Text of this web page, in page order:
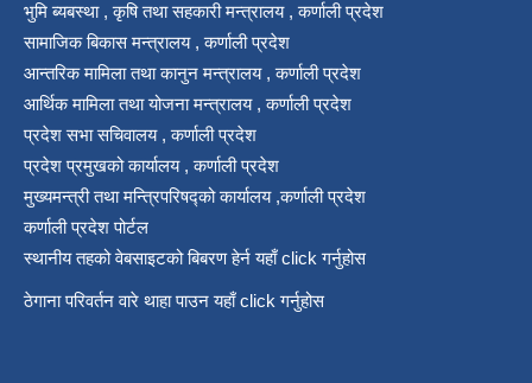
भुमि ब्यबस्था , कृषि तथा सहकारी मन्त्रालय , कर्णाली प्रदेश
सामाजिक बिकास मन्त्रालय , कर्णाली प्रदेश
आन्तरिक मामिला तथा कानुन मन्त्रालय , कर्णाली प्रदेश
आर्थिक मामिला तथा योजना मन्त्रालय , कर्णाली प्रदेश
प्रदेश सभा सचिवालय , कर्णाली प्रदेश
प्रदेश प्रमुखको कार्यालय , कर्णाली प्रदेश
मुख्यमन्त्री तथा मन्त्रिपरिषद्को कार्यालय ,कर्णाली प्रदेश
कर्णाली प्रदेश पोर्टल
स्थानीय तहको वेबसाइटको बिबरण हेर्न यहाँ click गर्नुहोस
ठेगाना परिवर्तन वारे थाहा पाउन यहाँ click गर्नुहोस